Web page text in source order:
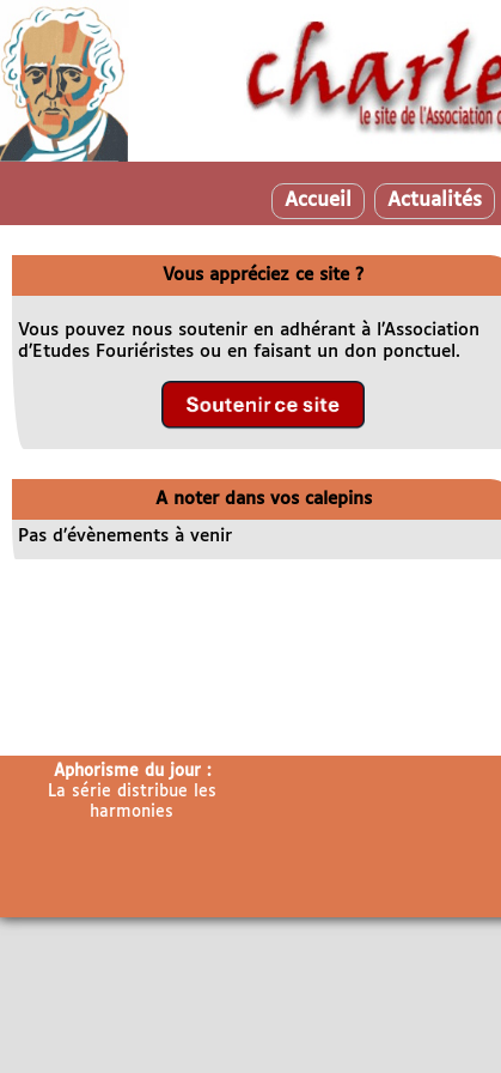
Accueil Actualités
Vous appréciez ce site ?
Vous pouvez nous soutenir en adhérant à l’Association
d’Etudes Fouriéristes ou en faisant un don ponctuel.
A noter dans vos calepins
Pas d’évènements à venir
Aphorisme du jour :
La série distribue les
harmonies